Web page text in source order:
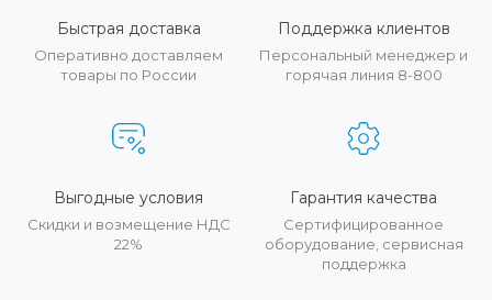
Быстрая доставка
Оперативно доставляем
товары по России
Поддержка клиентов
Персональный менеджер и
горячая линия 8-800
Выгодные условия
Скидки и возмещение НДС
22%
Гарантия качества
Сертифицированное
оборудование, сервисная
поддержка